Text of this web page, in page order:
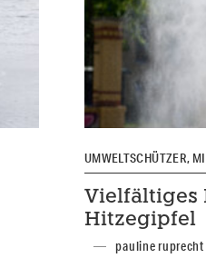
UMWELTSCHÜTZER,
Vielfältiges
Hitzegipfel
pauline ruprecht